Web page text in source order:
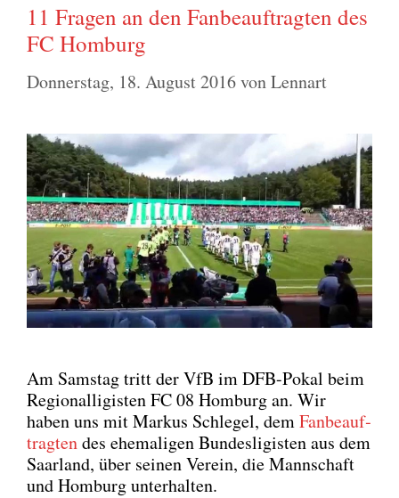
11 Fragen an den Fanbeauftragten des
FC Homburg
Donnerstag, 18. August 2016vonLennart
Am Sams­tag tritt der VfB im DFB-Pokal beim
Regio­nal­li­gis­ten FC 08 Hom­burg an. Wir
haben uns mit Mar­kus Schle­gel, demFan­be­auf­
trag­tendes ehe­ma­li­gen Bun­des­li­gis­ten aus dem
Saar­land, über sei­nen Ver­ein, die Mann­schaft
und Hom­burg unter­hal­ten.